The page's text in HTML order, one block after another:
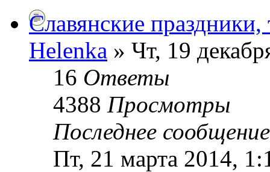
Славянские
Helenka » Чт, 19
16 Ответы
4388 Просмотры
Последнее
Пт, 21 марта 2014,